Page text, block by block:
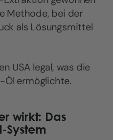
Methode, bei der
als Lösungsmittel
USA legal, was die
Öl ermöglichte.
wirkt: Das
System